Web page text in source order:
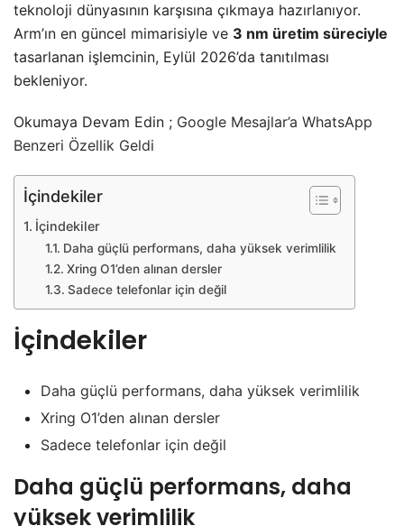
teknoloji dünyasının karşısına çıkmaya hazırlanıyor.
Arm’ın en güncel mimarisiyle ve 3 nm üretim süreciyle
tasarlanan işlemcinin, Eylül 2026’da tanıtılması
bekleniyor.
Okumaya Devam Edin ; Google Mesajlar’a WhatsApp
Benzeri Özellik Geldi
İçindekiler
İçindekiler
Daha güçlü performans, daha yüksek verimlilik
Xring O1’den alınan dersler
Sadece telefonlar için değil
İçindekiler
Daha güçlü performans, daha yüksek verimlilik
Xring O1’den alınan dersler
Sadece telefonlar için değil
Daha güçlü performans, daha
yüksek verimlilik